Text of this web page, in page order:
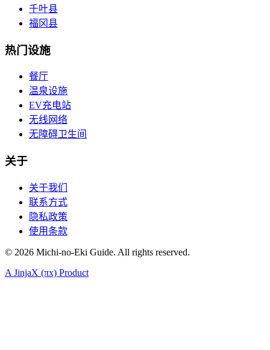
千叶县
福冈县
热门设施
餐厅
温泉设施
EV充电站
无线网络
无障碍卫生间
关于
关于我们
联系方式
隐私政策
使用条款
© 2026 Michi-no-Eki Guide. All rights reserved.
A JinjaX (πx) Product